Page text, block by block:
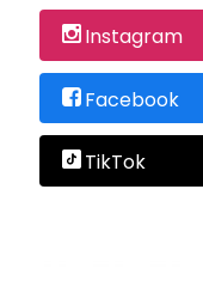
Instagram
Facebook
TikTok